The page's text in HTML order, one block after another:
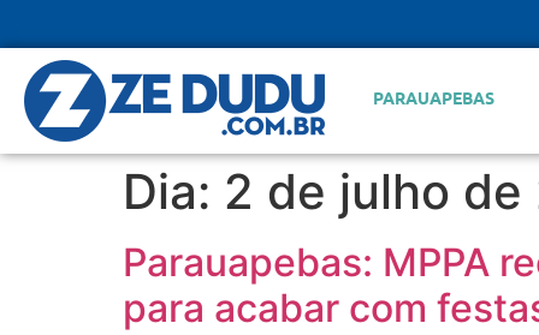
PARAUAPEBAS
Dia: 2 de julho de
Parauapebas: MPPA
para acabar com